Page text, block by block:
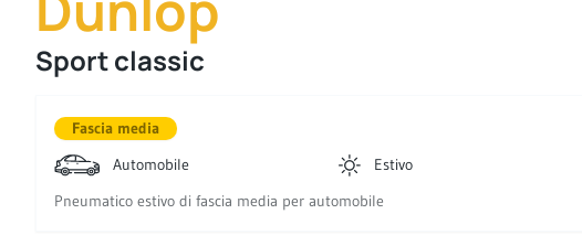
Sport classic
Fascia media
Automobile
Estivo
Pneumatico estivo di fascia media per automobile